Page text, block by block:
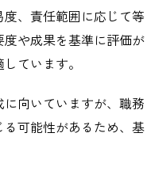
、責任範囲に応じて等
や成果を基準に評価が
ています。
向いていますが、職務
可能性があるため、基